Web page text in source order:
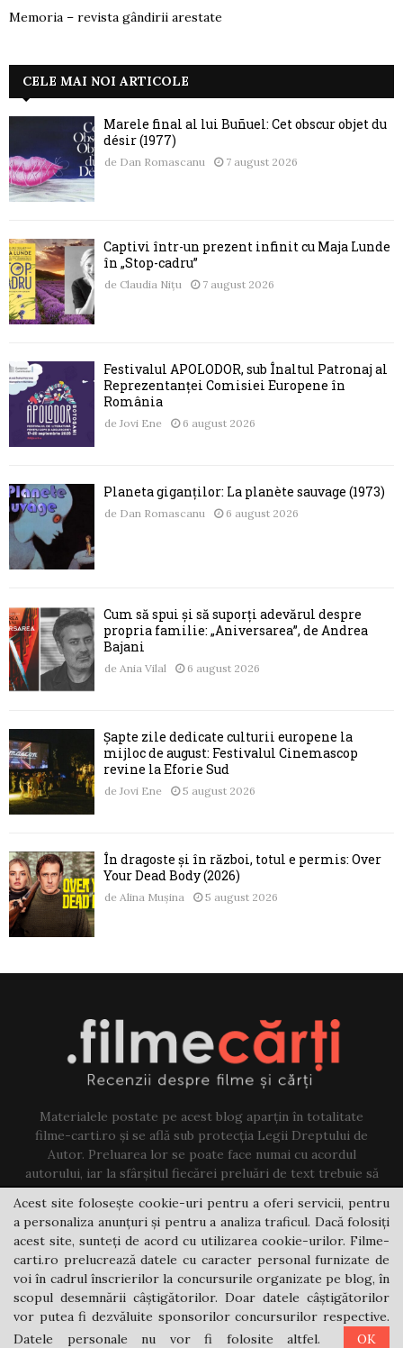
Memoria – revista gândirii arestate
CELE MAI NOI ARTICOLE
Marele final al lui Buñuel: Cet obscur objet du
désir (1977)
de Dan Romascanu 7 august 2026
Captivi într-un prezent infinit cu Maja Lunde
în „Stop-cadru”
de Claudia Nițu 7 august 2026
Festivalul APOLODOR, sub Înaltul Patronaj al
Reprezentanței Comisiei Europene în
România
de Jovi Ene 6 august 2026
Planeta giganților: La planète sauvage (1973)
de Dan Romascanu 6 august 2026
Cum să spui și să suporți adevărul despre
propria familie: „Aniversarea”, de Andrea
Bajani
de Ania Vilal 6 august 2026
Șapte zile dedicate culturii europene la
mijloc de august: Festivalul Cinemascop
revine la Eforie Sud
de Jovi Ene 5 august 2026
În dragoste și în război, totul e permis: Over
Your Dead Body (2026)
de Alina Mușina 5 august 2026
Materialele postate pe acest blog aparțin în totalitate
filme-carti.ro și se află sub protecția Legii Dreptului de
Autor. Preluarea lor se poate face numai cu acordul
autorului, iar la sfârșitul fiecărei preluări de text trebuie să
existe un link către acest blog.
Contact us:jovi@filme-carti.ro
Acest site folosește cookie-uri pentru a oferi servicii, pentru
a personaliza anunțuri și pentru a analiza traficul. Dacă folosiți
acest site, sunteți de acord cu utilizarea cookie-urilor. Filme-
carti.ro prelucrează datele cu caracter personal furnizate de
voi în cadrul înscrierilor la concursurile organizate pe blog, în
scopul desemnării câștigătorilor. Doar datele câștigătorilor
vor putea fi dezvăluite sponsorilor concursurilor respective.
Datele personale nu vor fi folosite altfel.
OK